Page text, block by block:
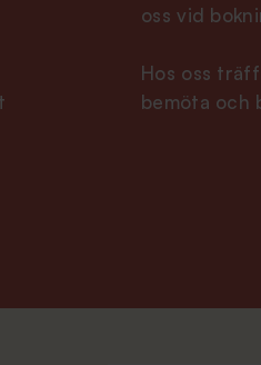
oss vid
Hos oss
bemöta och